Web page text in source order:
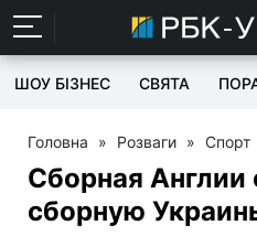
ШОУ БІЗНЕС СВЯТА
Головна » Розваги » Спорт
Сборная Англии
сборную